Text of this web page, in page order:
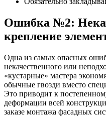
Ошибка №2:
крепление
Одна из самых опасных
некачественного или
«кустарные» мастера
обычные гвозди вместо
Это приводит к
деформации всей
заказе монтажа фасадных